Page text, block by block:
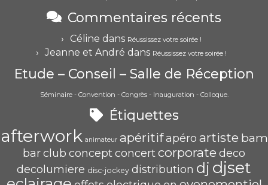
Commentaires récents
Céline dans Réussissez votre soirée !
Jeanne et André dans Réussissez votre soirée !
Etude – Conseil – Salle de Réception
Séminaire - Convention - Congrès - Inauguration - Colloque.
Étiquettes
afterwork animateur apéritif apéro artiste bam
barclub conceptconcertcorporate deco
decolumiere disc-jockey distribution dj djset